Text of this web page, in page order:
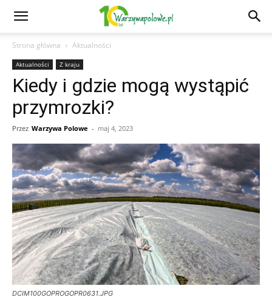
Strona główna Aktualności
Aktualności Z kraju
Kiedy i gdzie mogą wystąpić
przymrozki?
Przez Warzywa Polowe - maj 4, 2023
DCIM100GOPROGOPR0631.JPG